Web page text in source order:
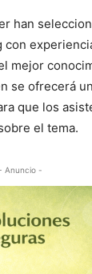
han
mejor
se ofrecerá
que los
el tema.
Anuncio -